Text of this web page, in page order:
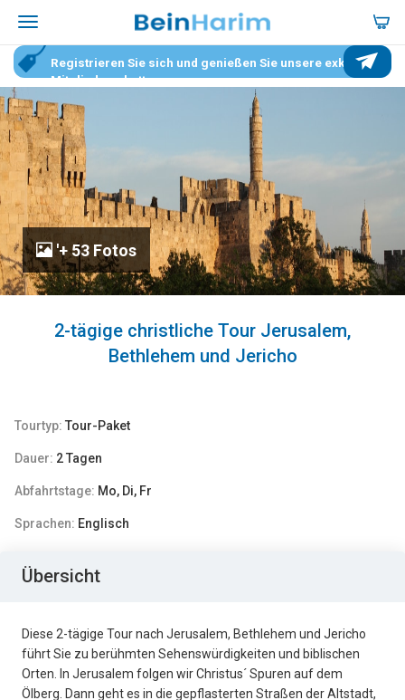
Registrieren Sie sich und genießen Sie unsere exklusiven
Mitgliederrabatte.
'+ 53 Fotos
2-tägige christliche Tour Jerusalem,
Bethlehem und Jericho
Tourtyp: Tour-Paket
Dauer: 2 Tagen
Abfahrtstage: Mo, Di, Fr
Sprachen: Englisch
Übersicht
Diese 2-tägige Tour nach Jerusalem, Bethlehem und Jericho
führt Sie zu berühmten Sehenswürdigkeiten und biblischen
Orten. In Jerusalem folgen wir Christus´ Spuren auf dem
Ölberg. Dann geht es in die gepflasterten Straßen der Altstadt,